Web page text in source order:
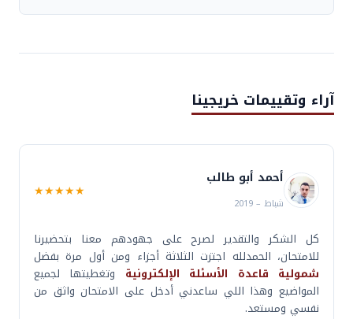
وتوفيرها للطلاب في غضون ساعات قليلة، وتبقى متاحة
آراء وتقييمات خريجينا
أحمد أبو طالب
شباط – 2019
★★★★★
كل الشكر والتقدير لصرح على جهودهم معنا بتحضيرنا
للامتحان، الحمدلله اجتزت الثلاثة أجزاء ومن أول مرة بفضل
شمولية قاعدة الأسئلة الإلكترونية وتغطيتها لجميع
المواضيع وهذا اللي ساعدني أدخل على الامتحان واثق من
نفسي ومستعد.